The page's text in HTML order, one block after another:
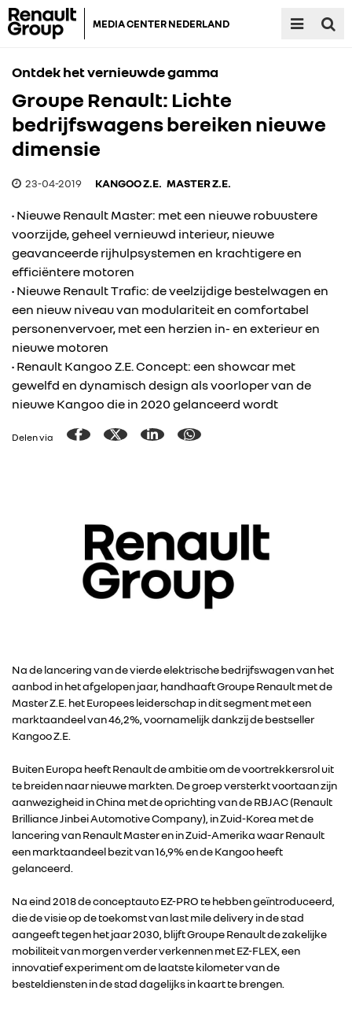
MEDIA CENTER NEDERLAND
RENAULT GROUP
RENAULT
Ontdek het vernieuwde gamma
Groupe Renault: Lichte
bedrijfswagens bereiken nieuwe
dimensie
23-04-2019 KANGOO Z.E. MASTER Z.E.
• Nieuwe Renault Master: met een nieuwe robuustere
voorzijde, geheel vernieuwd interieur, nieuwe
geavanceerde rijhulpsystemen en krachtigere en
efficiëntere motoren
• Nieuwe Renault Trafic: de veelzijdige bestelwagen en
een nieuw niveau van modulariteit en comfortabel
personenvervoer, met een herzien in- en exterieur en
nieuwe motoren
• Renault Kangoo Z.E. Concept: een showcar met
gewelfd en dynamisch design als voorloper van de
nieuwe Kangoo die in 2020 gelanceerd wordt
Delen via
Na de lancering van de vierde elektrische bedrijfswagen van het
aanbod in het afgelopen jaar, handhaaft Groupe Renault met de
Master Z.E. het Europees leiderschap in dit segment met een
marktaandeel van 46,2%, voornamelijk dankzij de bestseller
Kangoo Z.E.
Buiten Europa heeft Renault de ambitie om de voortrekkersrol uit
te breiden naar nieuwe markten. De groep versterkt voortaan zijn
aanwezigheid in China met de oprichting van de RBJAC (Renault
Brilliance Jinbei Automotive Company), in Zuid-Korea met de
lancering van Renault Master en in Zuid-Amerika waar Renault
een marktaandeel bezit van 16,9% en de Kangoo heeft
gelanceerd.
Na eind 2018 de conceptauto EZ-PRO te hebben geïntroduceerd,
die de visie op de toekomst van last mile delivery in de stad
aangeeft tegen het jaar 2030, blijft Groupe Renault de zakelijke
mobiliteit van morgen verder verkennen met EZ-FLEX, een
innovatief experiment om de laatste kilometer van de
besteldiensten in de stad dagelijks in kaart te brengen.